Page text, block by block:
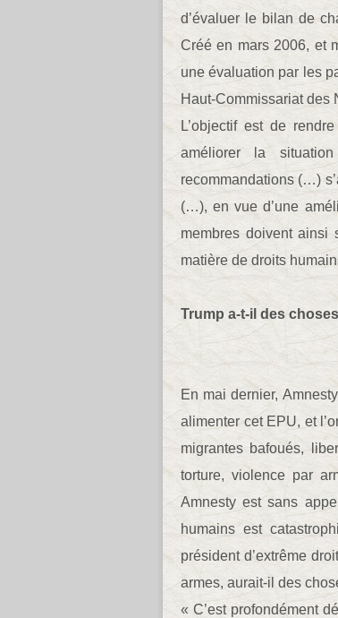
d’évaluer le bilan de
Créé en mars 2006, et
une évaluation par les
Haut-Commissariat des
L’objectif est de
améliorer la
recommandations (…)
(…), en vue d’une
membres doivent ainsi
matière de droits
Trump a-t-il des
En mai dernier,
alimenter cet EPU, et
migrantes bafoués,
torture, violence par
Amnesty est sans
humains est
président d’extrême
armes, aurait-il des
« C’est profondément